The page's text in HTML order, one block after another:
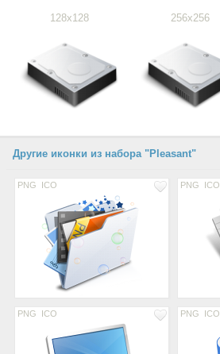
128x128 256x256
Другие иконки из набора "Pleasant"
PNG ICO PNG ICO
PNG ICO PNG ICO